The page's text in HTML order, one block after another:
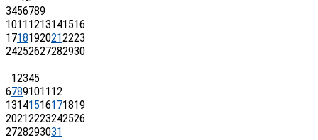
3456789
1011 1213141516
17181920212223
24252627282930
12345
67891011 12
13141516171819
20212223242526
2728293031